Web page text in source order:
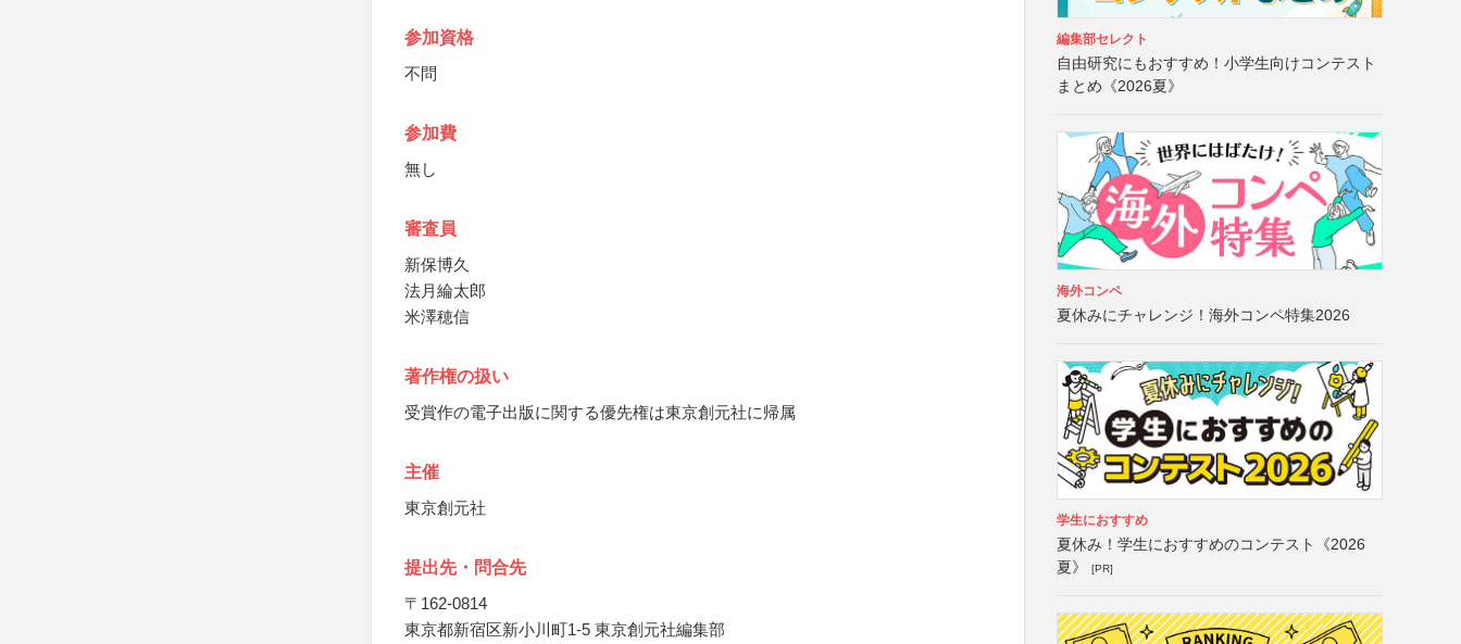
参加資格
不問
参加費
無し
審査員
新保博久
法月綸太郎
米澤穂信
著作権の扱い
受賞作の電子出版に関する優先権は東京創元社に帰属
主催
東京創元社
提出先・問合先
〒162-0814
東京都新宿区新小川町1-5 東京創元社編集部
編集部セレクト
自由研究にもおすすめ！小学生向けコンテスト
まとめ《2026夏》
海外コンペ
夏休みにチャレンジ！海外コンペ特集2026
学生におすすめ
夏休み！学生におすすめのコンテスト《2026
夏》
[PR]